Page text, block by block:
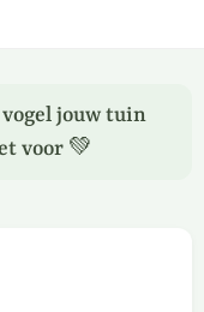
jouw tuin
voor 💚